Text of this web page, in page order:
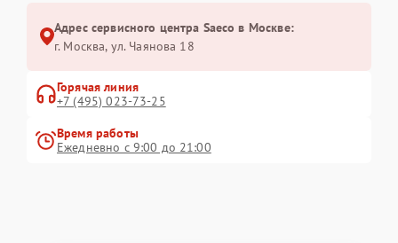
Адрес сервисного центра Saeco в Москве:
г. Москва, ул. Чаянова 18
Горячая линия
+7 (495) 023-73-25
Время работы
Ежедневно с 9:00 до 21:00